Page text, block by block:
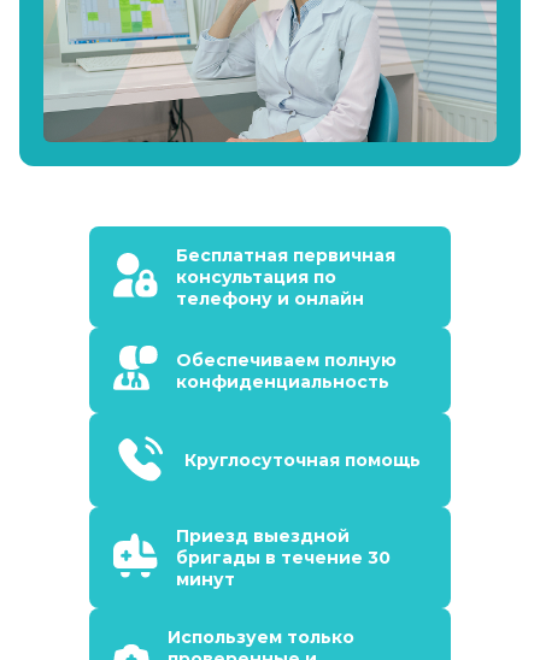
Бесплатная первичная
консультация по
телефону и онлайн
Обеспечиваем полную
конфиденциальность
Круглосуточная помощь
Приезд выездной
бригады в течение 30
минут
Используем только